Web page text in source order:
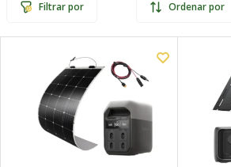
Filtrar por Ordenar por